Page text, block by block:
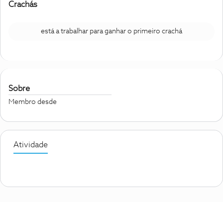
Crachás
está a trabalhar para ganhar o primeiro crachá
Sobre
Membro desde
Atividade